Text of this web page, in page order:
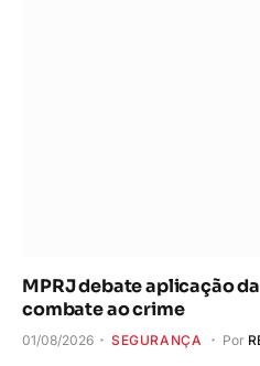
MPRJ debate aplicação
combate ao crime
01/08/2026 SEGURANÇA Por